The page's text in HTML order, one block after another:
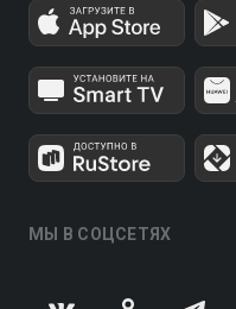
МЫ В СОЦСЕТЯХ